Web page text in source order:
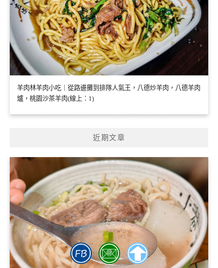
羊肉林羊肉小吃｜從路邊攤到排隊人氣王，八德炒羊肉，八德羊肉
爐，桃園沙茶羊肉(線上：1)
近期文章